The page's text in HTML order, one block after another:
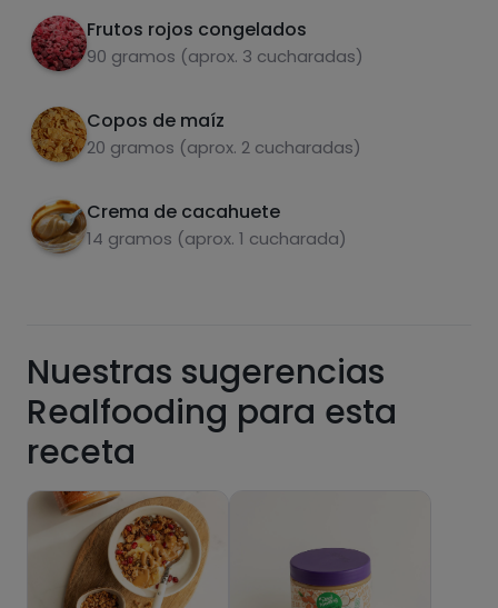
Frutos rojos congelados
90 gramos (aprox. 3 cucharadas)
Copos de maíz
20 gramos (aprox. 2 cucharadas)
Crema de cacahuete
14 gramos (aprox. 1 cucharada)
Carbohidratos Proteínas
Azúcares
Grasas
Nuestras sugerencias
Realfooding para esta
receta